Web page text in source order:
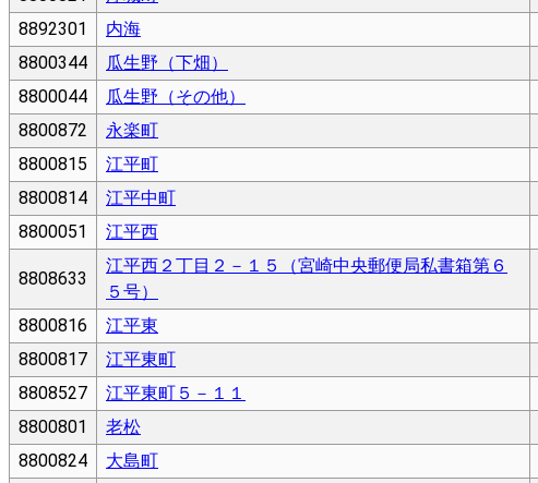
8892301
内海
8800344
瓜生野（下畑）
8800044
瓜生野（その他）
8800872
永楽町
8800815
江平町
8800814
江平中町
8800051
江平西
8808633
江平西２丁目２－１５（宮崎中央郵便局私書箱第６
５号）
8800816 江平東
8800817
江平東町
8808527
江平東町５－１１
8800801
老松
8800824
大島町